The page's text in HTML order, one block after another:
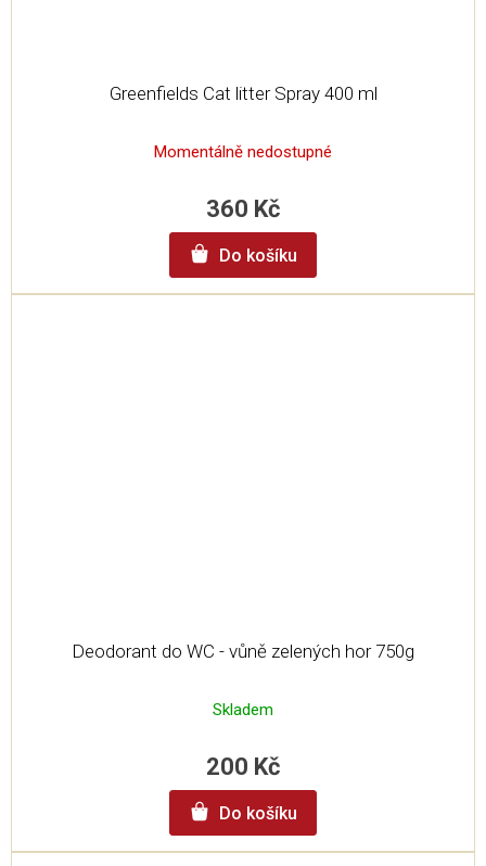
Greenfields Cat litter Spray 400 ml
Momentálně nedostupné
360 Kč
Do košíku
Deodorant do WC - vůně zelených hor 750g
Skladem
200 Kč
Do košíku